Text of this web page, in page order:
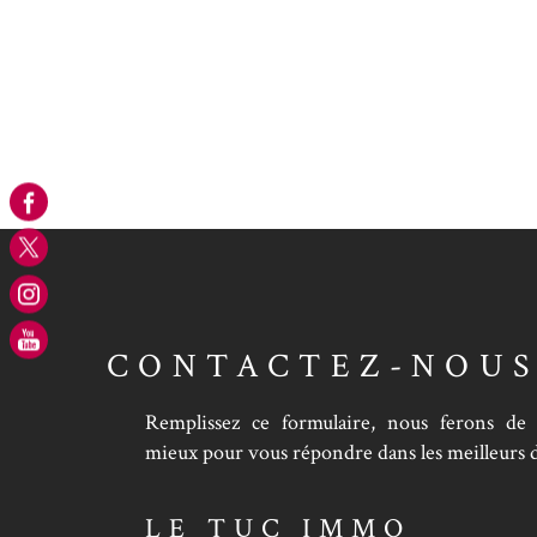
CONTACTEZ-NOUS
Remplissez ce formulaire, nous ferons de
mieux pour vous répondre dans les meilleurs
LE TUC IMMO